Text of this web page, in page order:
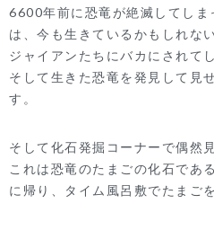
6600年前に恐竜が絶滅してしま
は、今も生きているかもしれな
ジャイアンたちにバカにされて
そして生きた恐竜を発見して見
す。
そして化石発掘コーナーで偶然
これは恐竜のたまごの化石であ
に帰り、タイム風呂敷でたまご